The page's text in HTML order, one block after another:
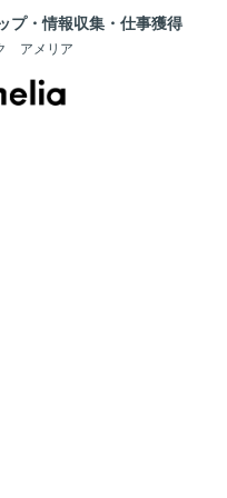
プ・情報収集・仕事獲得
アメリア